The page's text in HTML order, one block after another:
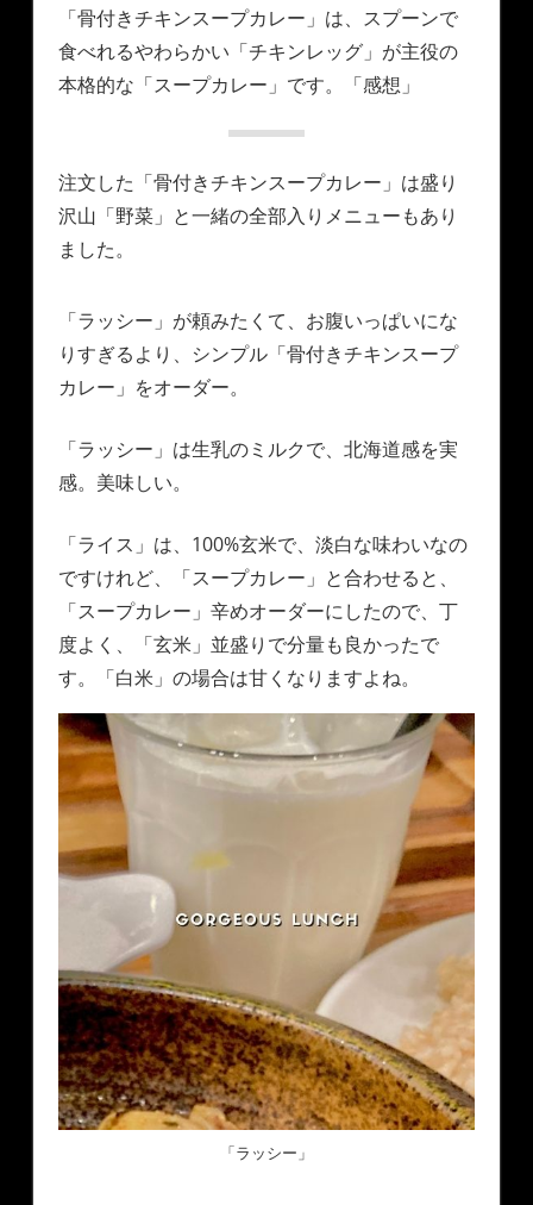
「骨付きチキンスープカレー」は、スプーンで
食べれるやわらかい「チキンレッグ」が主役の
本格的な「スープカレー」です。「感想」
注文した「骨付きチキンスープカレー」は盛り
沢山「野菜」と一緒の全部入りメニューもあり
ました。
「ラッシー」が頼みたくて、お腹いっぱいにな
りすぎるより、シンプル「骨付きチキンスープ
カレー」をオーダー。
「ラッシー」は生乳のミルクで、北海道感を実
感。美味しい。
「ライス」は、100%玄米で、淡白な味わいなの
ですけれど、「スープカレー」と合わせると、
「スープカレー」辛めオーダーにしたので、丁
度よく、「玄米」並盛りで分量も良かったで
す。「白米」の場合は甘くなりますよね。
「ラッシー」